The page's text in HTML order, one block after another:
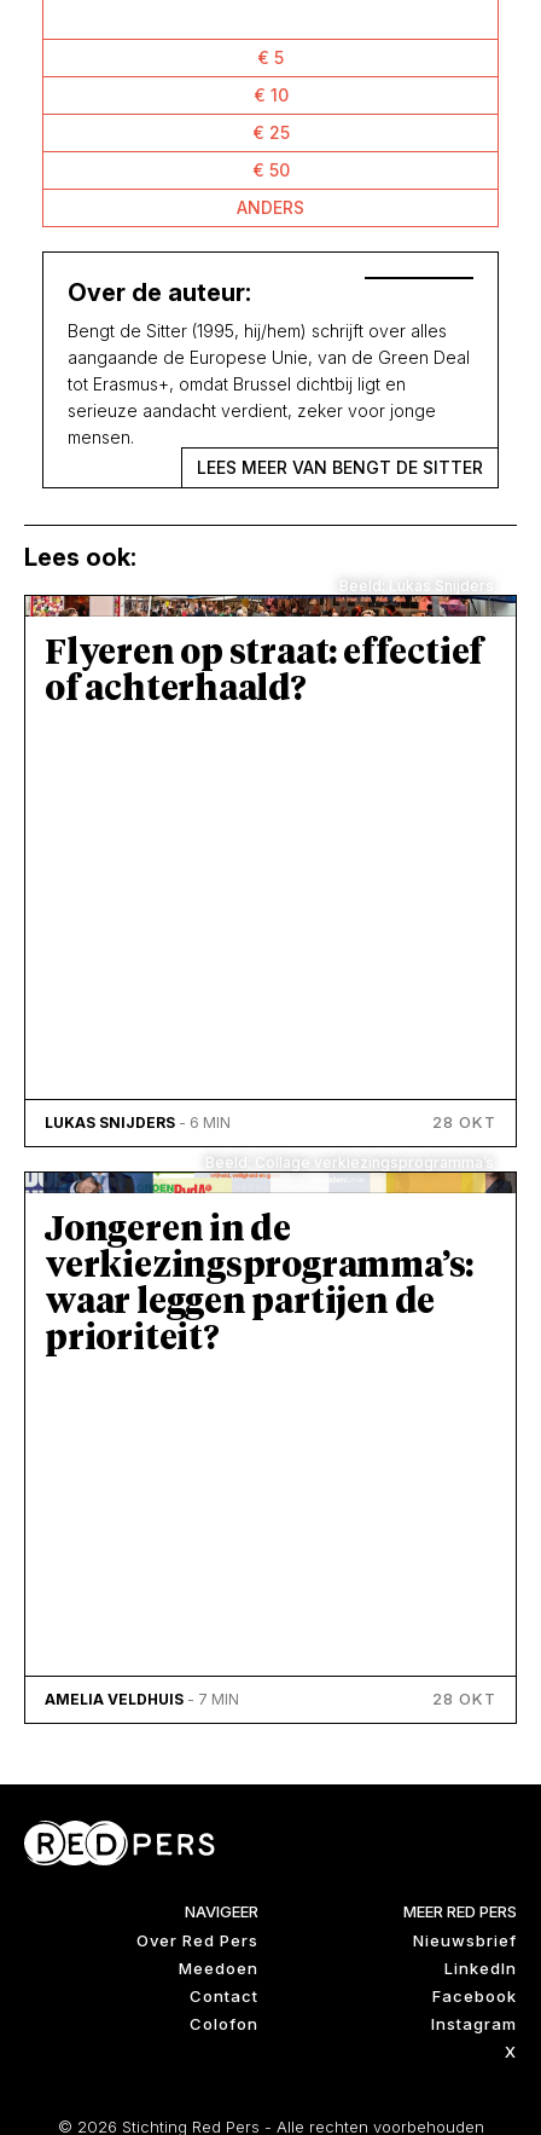
€ 5
€ 10
€ 25
€ 50
ANDERS
Over de auteur:
Bengt de Sitter (1995, hij/hem) schrijft over alles
aangaande de Europese Unie, van de Green Deal
tot Erasmus+, omdat Brussel dichtbij ligt en
serieuze aandacht verdient, zeker voor jonge
mensen.
LEES MEER VAN BENGT DE SITTER
Lees ook:
Beeld: Lukas Snijders
Flyeren op straat: effectief
of achterhaald?
LUKAS SNIJDERS - 6 MIN 28 OKT
Beeld: Collage verkiezingsprogramma’s
Jongeren in de
verkiezingsprogramma’s:
waar leggen partijen de
prioriteit?
AMELIA VELDHUIS - 7 MIN 28 OKT
NAVIGEER
Over Red Pers
Meedoen
Contact
Colofon
MEER RED PERS
Nieuwsbrief
LinkedIn
Facebook
Instagram
X
© 2026 Stichting Red Pers - Alle rechten voorbehouden